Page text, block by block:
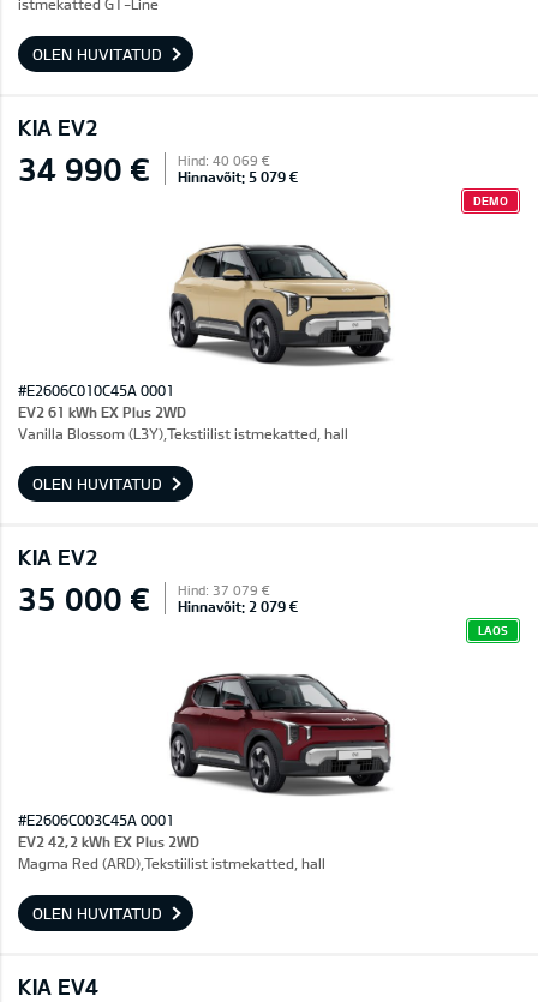
istmekatted GT-Line
OLEN HUVITATUD
KIA EV2
34 990 € Hind: 40 069 €
Hinnavõit: 5 079 €
DEMO
#E2606C010C45A 0001
EV2 61 kWh EX Plus 2WD
Vanilla Blossom (L3Y),Tekstiilist istmekatted, hall
OLEN HUVITATUD
KIA EV2
35 000 € Hind: 37 079 €
Hinnavõit: 2 079 €
LAOS
#E2606C003C45A 0001
EV2 42,2 kWh EX Plus 2WD
Magma Red (ARD),Tekstiilist istmekatted, hall
OLEN HUVITATUD
KIA EV4